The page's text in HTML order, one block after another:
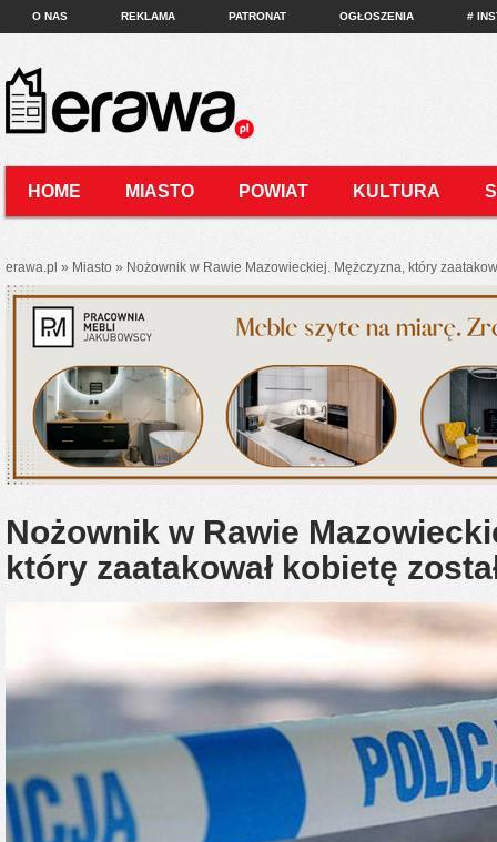
O NAS REKLAMA PATRONAT OGŁOSZENIA #
HOME MIASTO POWIAT KULTURA
erawa.pl » Miasto » Nożownik w Rawie Mazowieckiej. Mężczyzna, który
Nożownik w Rawie
który zaatakował kobietę